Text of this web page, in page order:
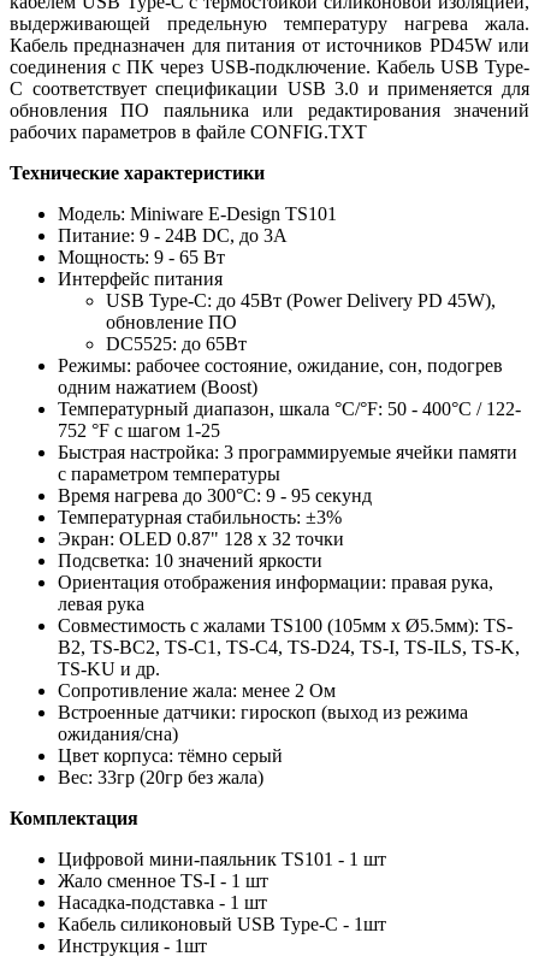
выдерживающей предельную температуру нагрева жала.
Кабель предназначен для питания от источников PD45W или
соединения с ПК через USB-подключение. Кабель USB Type-
C соответствует спецификации USB 3.0 и применяется для
обновления ПО паяльника или редактирования значений
рабочих параметров в файле CONFIG.TXT
Технические характеристики
Модель: Miniware E-Design TS101
Питание: 9 - 24В DC, до 3А
Мощность: 9 - 65 Вт
Интерфейс питания
USB Type-C: до 45Вт (Power Delivery PD 45W),
обновление ПО
DC5525: до 65Вт
Режимы: рабочее состояние, ожидание, сон, подогрев
одним нажатием (Boost)
Температурный диапазон, шкала °C/°F: 50 - 400°C / 122-
752 °F с шагом 1-25
Быстрая настройка: 3 программируемые ячейки памяти
с параметром температуры
Время нагрева до 300°C: 9 - 95 секунд
Температурная стабильность: ±3%
Экран: OLED 0.87" 128 х 32 точки
Подсветка: 10 значений яркости
Ориентация отображения информации: правая рука,
левая рука
Совместимость с жалами TS100 (105мм х Ø5.5мм): TS-
B2, TS-BC2, TS-C1, TS-C4, TS-D24, TS-I, TS-ILS, TS-K,
TS-KU и др.
Сопротивление жала: менее 2 Ом
Встроенные датчики: гироскоп (выход из режима
ожидания/сна)
Цвет корпуса: тёмно серый
Вес: 33гр (20гр без жала)
Комплектация
Цифровой мини-паяльник TS101 - 1 шт
Жало сменное TS-I - 1 шт
Насадка-подставка - 1 шт
Кабель силиконовый USB Type-C - 1шт
Инструкция - 1шт